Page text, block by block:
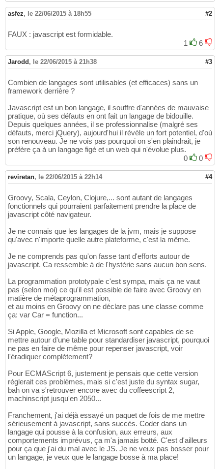
asfez, le 22/06/2015 à 18h55 #2
FAUX : javascript est formidable.
1
6
Jarodd , le 22/06/2015 à 21h38 #3
Combien de langages sont utilisables (et efficaces) sans un
framework derrière ?
Javascript est un bon langage, il souffre d'années de mauvaise
pratique, où ses défauts en ont fait un langage de bidouille.
Depuis quelques années, il se professionnalise (malgré ses
défauts, merci jQuery), aujourd'hui il révèle un fort potentiel, d'où
son renouveau. Je ne vois pas pourquoi on s'en plaindrait, je
préfère ça à un langage figé et un web qui n'évolue plus.
0
0
reviretan, le 22/06/2015 à 22h14 #4
Groovy, Scala, Ceylon, Clojure,... sont autant de langages
fonctionnels qui pourraient parfaitement prendre la place de
javascript côté navigateur.
Je ne connais que les langages de la jvm, mais je suppose
qu'avec n'importe quelle autre plateforme, c'est la même.
Je ne comprends pas qu'on fasse tant d'efforts autour de
javascript. Ca ressemble à de l'hystérie sans aucun bon sens.
La programmation prototypale c'est sympa, mais ça ne vaut
pas (selon moi) ce qu'il est possible de faire avec Groovy en
matière de métaprogrammation,
et au moins en Groovy on ne déclare pas une classe comme
ça: var Car = function...
Si Apple, Google, Mozilla et Microsoft sont capables de se
mettre autour d'une table pour standardiser javascript, pourquoi
ne pas en faire de même pour repenser javascript, voir
l'éradiquer complètement?
Pour ECMAScript 6, justement je pensais que cette version
réglerait ces problèmes, mais si c'est juste du syntax sugar,
bah on va s'retrouver encore avec du coffeescript 2,
machinscript jusqu'en 2050...
Franchement, j'ai déjà essayé un paquet de fois de me mettre
sérieusement à javascript, sans succès. Coder dans un
langage qui pousse à la confusion, aux erreurs, aux
comportements imprévus, ça m'a jamais botté. C'est d'ailleurs
pour ça que j'ai du mal avec le JS. Je ne veux pas bosser pour
un langage, je veux que le langage bosse à ma place!